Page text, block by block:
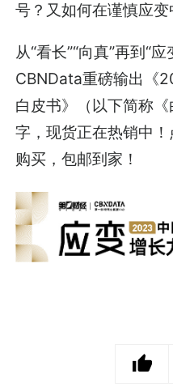
号？又如何在谨慎应变
从“看长”“向真”再到“
CBNData重磅输出《
白皮书》（以下简称
字，现货正在热销中！
购买，包邮到家！